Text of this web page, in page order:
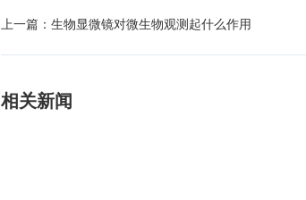
上一篇： 生物显微镜对微生物观测起什么作用
相关新闻